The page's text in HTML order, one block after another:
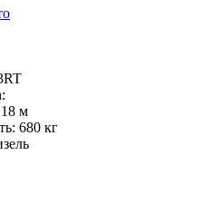
18 м
680 кг